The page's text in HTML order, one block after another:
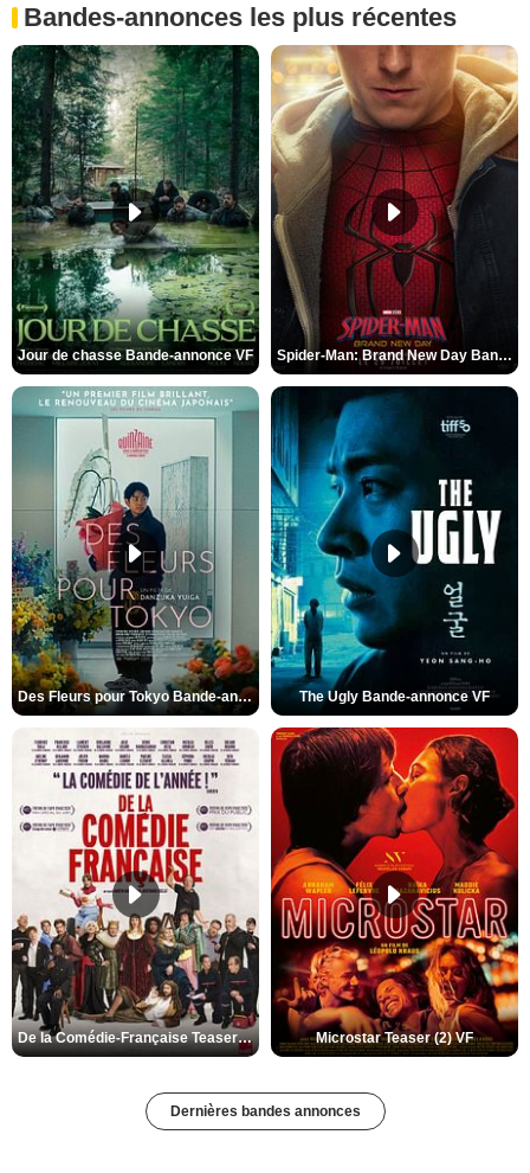
Bandes-annonces les plus récentes
Jour de chasse Bande-annonce VF Spider-Man: Brand New Day Bande-annonce (3) VO STFR
Des Fleurs pour Tokyo Bande-annonce VO STFR The Ugly Bande-annonce VF
De la Comédie-Française Teaser (3) VF Microstar Teaser (2) VF
Dernières bandes annonces